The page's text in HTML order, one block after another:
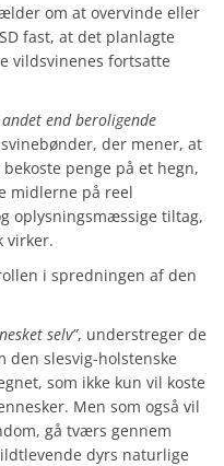
om at overvinde eller
fast, at det planlagte
vildsvinenes fortsatte
end beroligende
der mener, at
penge på et hegn,
midlerne på reel
oplysningsmæssige tiltag,
virker.
i spredningen af den
selv”, understreger de
den slesvig-holstenske
som ikke kun vil koste
Men som også vil
gå tværs gennem
dyrs naturlige